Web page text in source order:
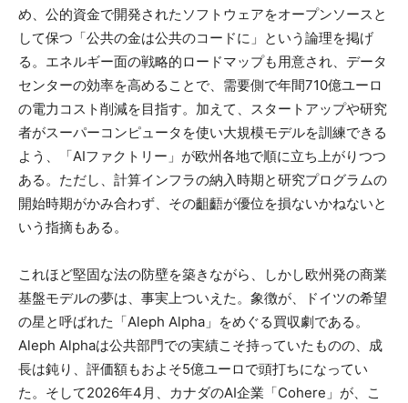
め、公的資金で開発されたソフトウェアをオープンソースと
して保つ「公共の金は公共のコードに」という論理を掲げ
る。エネルギー面の戦略的ロードマップも用意され、データ
センターの効率を高めることで、需要側で年間710億ユーロ
の電力コスト削減を目指す。加えて、スタートアップや研究
者がスーパーコンピュータを使い大規模モデルを訓練できる
よう、「AIファクトリー」が欧州各地で順に立ち上がりつつ
ある。ただし、計算インフラの納入時期と研究プログラムの
開始時期がかみ合わず、その齟齬が優位を損ないかねないと
いう指摘もある。
これほど堅固な法の防壁を築きながら、しかし欧州発の商業
基盤モデルの夢は、事実上ついえた。象徴が、ドイツの希望
の星と呼ばれた「Aleph Alpha」をめぐる買収劇である。
Aleph Alphaは公共部門での実績こそ持っていたものの、成
長は鈍り、評価額もおよそ5億ユーロで頭打ちになってい
た。そして2026年4月、カナダのAI企業「Cohere」が、こ